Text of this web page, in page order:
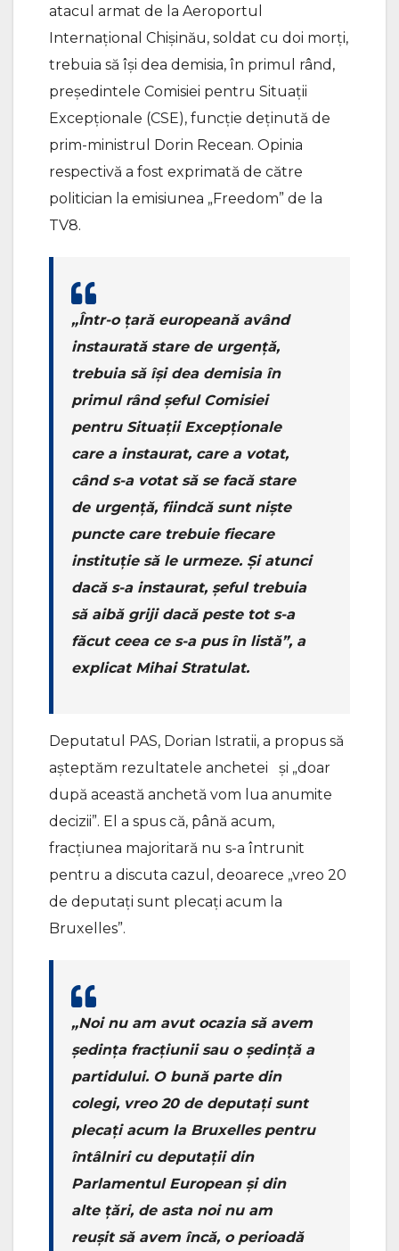
atacul armat de la Aeroportul
Internațional Chișinău, soldat cu doi morți,
trebuia să își dea demisia, în primul rând,
președintele Comisiei pentru Situații
Excepționale (CSE), funcție deținută de
prim-ministrul Dorin Recean. Opinia
respectivă a fost exprimată de către
politician la emisiunea „Freedom” de la
TV8.
„Într-o țară europeană având
instaurată stare de urgență,
trebuia să își dea demisia în
primul rând șeful Comisiei
pentru Situații Excepționale
care a instaurat, care a votat,
când s-a votat să se facă stare
de urgență, fiindcă sunt niște
puncte care trebuie fiecare
instituție să le urmeze. Și atunci
dacă s-a instaurat, șeful trebuia
să aibă griji dacă peste tot s-a
făcut ceea ce s-a pus în listă”, a
explicat Mihai Stratulat.
Deputatul PAS, Dorian Istratii, a propus să
așteptăm rezultatele anchetei și „doar
după această anchetă vom lua anumite
decizii”. El a spus că, până acum,
fracțiunea majoritară nu s-a întrunit
pentru a discuta cazul, deoarece „vreo 20
de deputați sunt plecați acum la
Bruxelles”.
„Noi nu am avut ocazia să avem
ședința fracțiunii sau o ședință a
partidului. O bună parte din
colegi, vreo 20 de deputați sunt
plecați acum la Bruxelles pentru
întâlniri cu deputații din
Parlamentul European și din
alte țări, de asta noi nu am
reușit să avem încă, o perioadă